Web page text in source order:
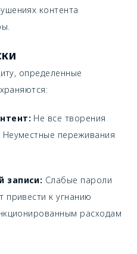
контента
определенные
Не все творения
переживания
записи: Слабые пароли
привести к угнанию
расходам